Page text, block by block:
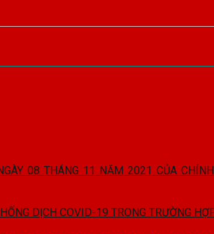
08 THÁNG 11 NĂM 2021 CỦA
DỊCH COVID-19 TRONG TRƯỜNG